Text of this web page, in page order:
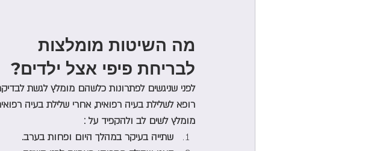
מה השיטות מומלצות
לבריחת פיפי אצל ילדים?
לפני שניגשים לפתרונות כלשהם מומלץ לגשת
רופא לשלילת בעיה רפואית, אחרי שלילת בעיה
מומלץ לשים לב ולהקפיד על :
שתייה בעיקר במהלך היום ופחות בערב.